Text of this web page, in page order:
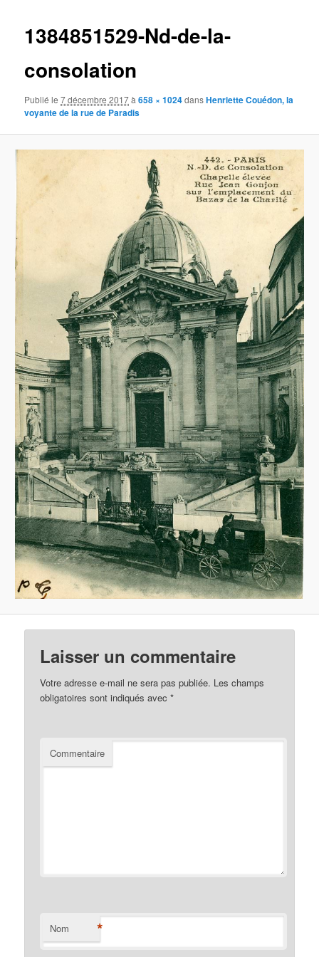
1384851529-Nd-de-la-
consolation
Publié le7 décembre 2017à658 × 1024dansHenriette Couédon, la
voyante de la rue de Paradis
Laisser un commentaire
Votre adresse e-mail ne sera pas publiée. Les champs
obligatoires sont indiqués avec*
Commentaire
Nom *